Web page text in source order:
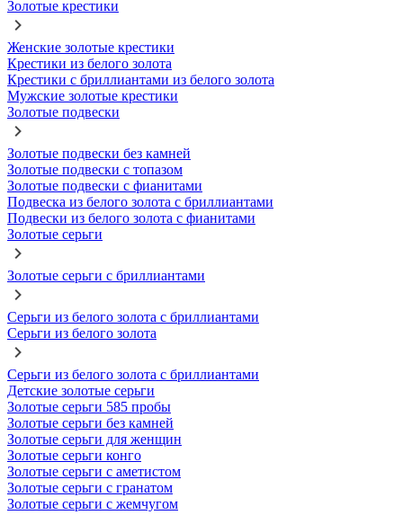
Золотые крестики
Женские золотые крестики
Крестики из белого золота
Крестики с бриллиантами из белого золота
Мужские золотые крестики
Золотые подвески
Золотые подвески без камней
Золотые подвески с топазом
Золотые подвески с фианитами
Подвеска из белого золота с бриллиантами
Подвески из белого золота с фианитами
Золотые серьги
Золотые серьги с бриллиантами
Серьги из белого золота с бриллиантами
Серьги из белого золота
Серьги из белого золота с бриллиантами
Детские золотые серьги
Золотые серьги 585 пробы
Золотые серьги без камней
Золотые серьги для женщин
Золотые серьги конго
Золотые серьги с аметистом
Золотые серьги с гранатом
Золотые серьги с жемчугом